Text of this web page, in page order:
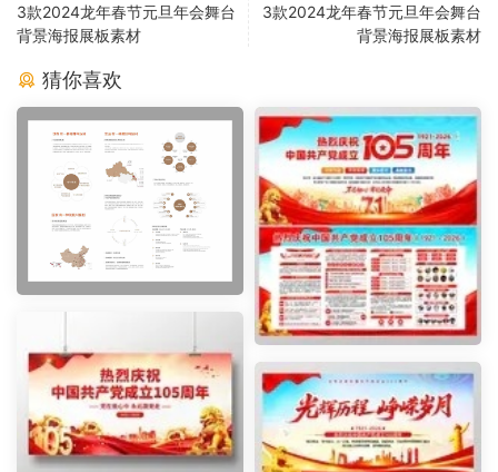
3款2024龙年春节元旦年会舞台
背景海报展板素材
3款2024龙年春节元旦年会舞台
背景海报展板素材
猜你喜欢